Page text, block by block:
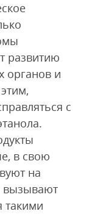
развитию
органов и
с
в свою
на
вызывают
такими